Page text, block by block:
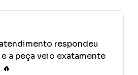
respondeu
a peça veio exatamente